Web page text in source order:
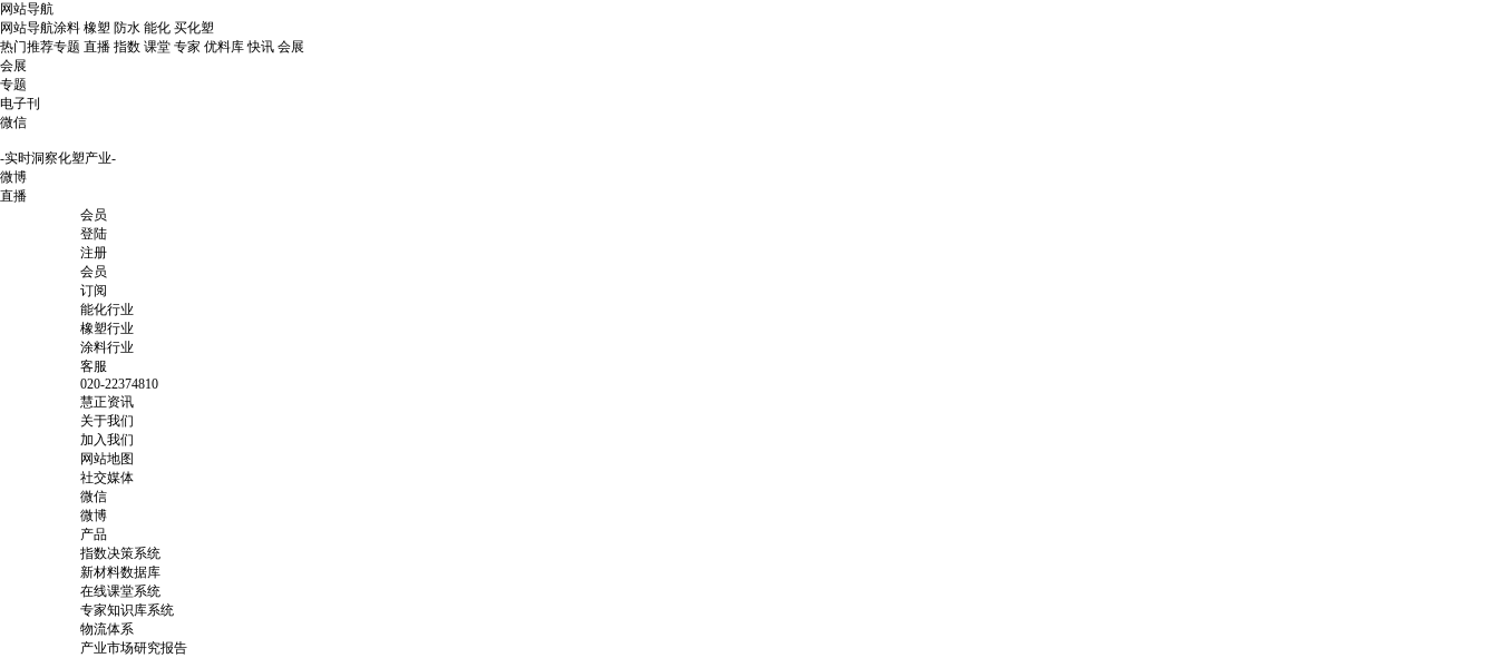
网站导航
网站导航涂料 橡塑 防水 能化 买化塑
热门推荐专题 直播 指数 课堂 专家 优料库 快讯 会展
会展
专题
电子刊
微信
-实时洞察化塑产业-
微博
直播
会员
登陆
注册
会员
订阅
能化行业
橡塑行业
涂料行业
客服
020-22374810
慧正资讯
关于我们
加入我们
网站地图
社交媒体
微信
微博
产品
指数决策系统
新材料数据库
在线课堂系统
专家知识库系统
物流体系
产业市场研究报告